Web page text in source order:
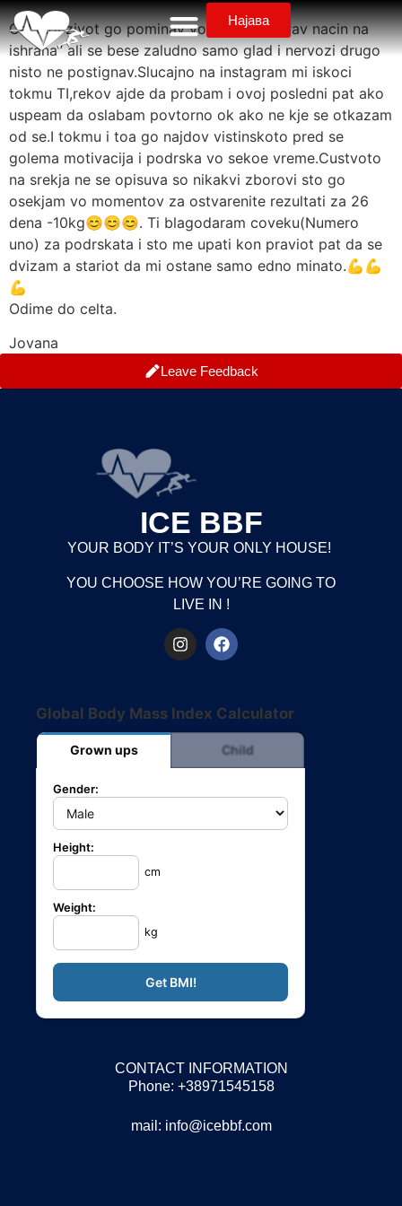
Најава
Cel moj zivot go pominav vo “dieti” i “zdrav nacin na
ishrana” ali se bese zaludno samo glad i nervozi drugo
nisto ne postignav.Slucajno na instagram mi iskoci
tokmu TI,rekov ajde da probam i ovoj posledni pat ako
uspeam da oslabam povtorno ok ako ne kje se otkazam
od se.I tokmu i toa go najdov vistinskoto pred se
golema motivacija i podrska vo sekoe vreme.Custvoto
na srekja ne se opisuva so nikakvi zborovi sto go
osekjam vo momentov za ostvarenite rezultati za 26
dena -10kg😊😊😊. Ti blagodaram coveku(Numero
uno) za podrskata i sto me upati kon praviot pat da se
dvizam a stariot da mi ostane samo edno minato.💪💪
💪
Odime do celta.
Jovana
Leave Feedback
ICE BBF
YOUR BODY IT’S YOUR ONLY HOUSE!
YOU CHOOSE HOW YOU’RE GOING TO
LIVE IN !
Global Body Mass Index Calculator
Grown ups Child
Gender:
Height:
cm
Weight:
kg
CONTACT INFORMATION
Phone: +38971545158
mail: info@icebbf.com